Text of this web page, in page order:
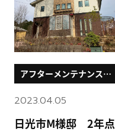
日光市M様邸 2年点
アフターメンテナンスブ
2023.04.05